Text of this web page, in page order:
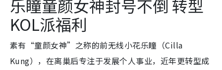
乐瞳童颜女神封号不倒 转型
KOL派福利
素有“童颜女神”之称的前无线小花乐瞳（Cilla
Kung），在离巢后专注于发展个人事业，近年更转型成